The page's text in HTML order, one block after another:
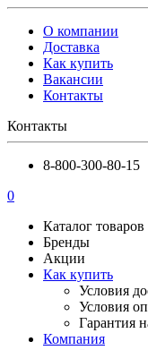
О компании
Доставка
Как купить
Вакансии
Контакты
Контакты
8-800-300-80-15
0
Каталог товаров
Бренды
Акции
Как купить
Условия
Условия
Гарантия
Компания